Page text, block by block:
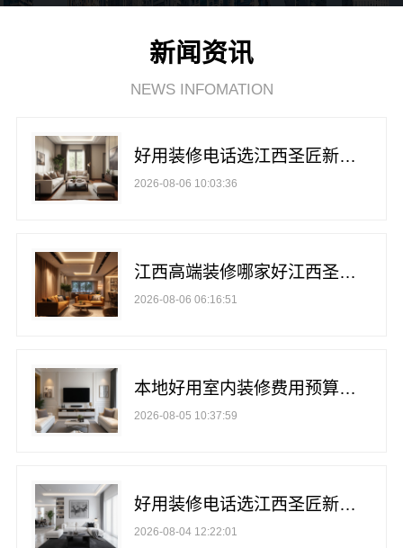
新闻资讯
NEWS INFOMATION
好用装修电话选江西圣匠新型环保材料有限公司
2026-08-06 10:03:36
江西高端装修哪家好江西圣匠新型环保材料有限公司
2026-08-06 06:16:51
本地好用室内装修费用预算，圣匠新型环保材料透明报价
2026-08-05 10:37:59
好用装修电话选江西圣匠新型环保材料有限公司
2026-08-04 12:22:01